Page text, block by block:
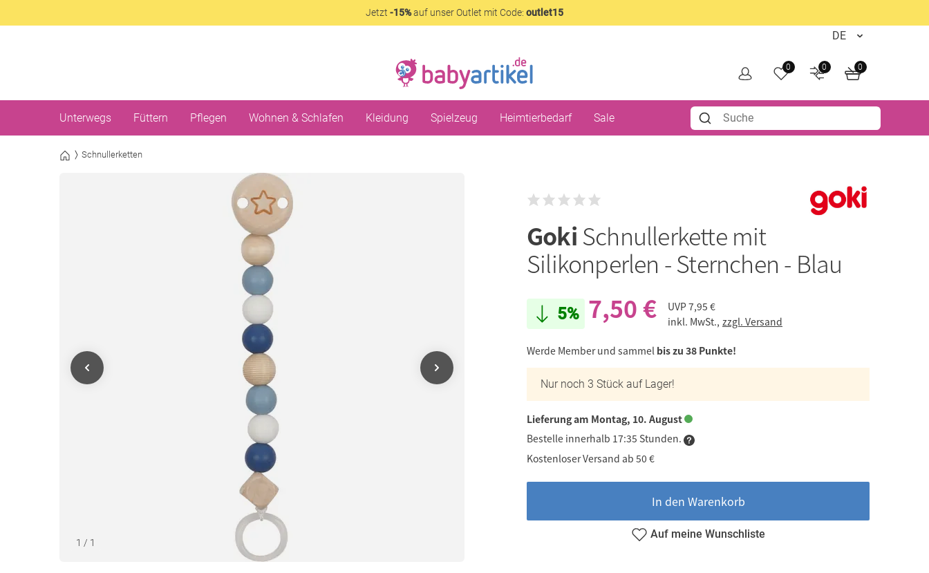
Jetzt -15%auf unser Outlet mit Code: outlet15
0 0 0
Unterwegs Füttern Pflegen Wohnen & Schlafen Kleidung Spielzeug Heimtierbedarf Sale
Schnullerketten
1 / 1
Goki Schnullerkette mit
Silikonperlen - Sternchen - Blau
5% 7,50 € UVP7,95 €
inkl. MwSt., zzgl. Versand
Werde Member und sammel bis zu 38 Punkte!
Nur noch 3 Stück auf Lager!
Lieferung am Montag, 10. August
Bestelle innerhalb 17:35 Stunden.
Kostenloser Versand ab 50 €
In den Warenkorb
Auf meine Wunschliste